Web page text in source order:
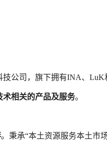
公司，旗下拥有INA、 LuK
术相关的产品及服务。
。秉承“本土资源服务本土市